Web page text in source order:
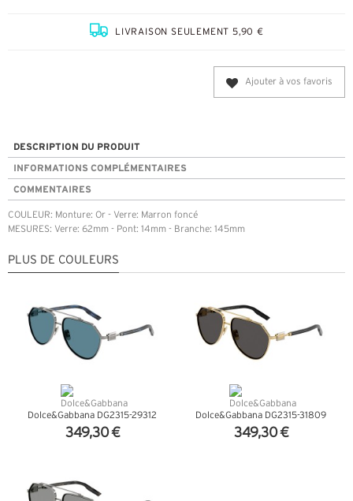
LIVRAISON SEULEMENT 5,90 €
Ajouter à vos favoris
DESCRIPTION DU PRODUIT
INFORMATIONS COMPLÉMENTAIRES
COMMENTAIRES
COULEUR: Monture: Or - Verre: Marron foncé
MESURES: Verre: 62mm - Pont: 14mm - Branche: 145mm
PLUS DE COULEURS
Dolce&Gabbana DG2315-29312
349,30 €
Dolce&Gabbana DG2315-31809
349,30 €